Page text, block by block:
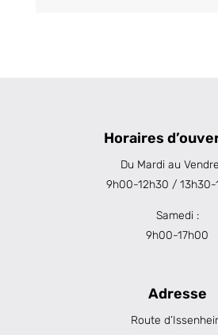
Horaires
Du Mardi au
9h00-12h30 / 13h30-
Samedi :
9h00-17h00
Adresse
Route